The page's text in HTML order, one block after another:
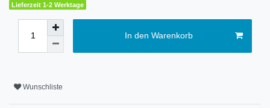
Lieferzeit 1-2 Werktage
In den Warenkorb
Wunschliste